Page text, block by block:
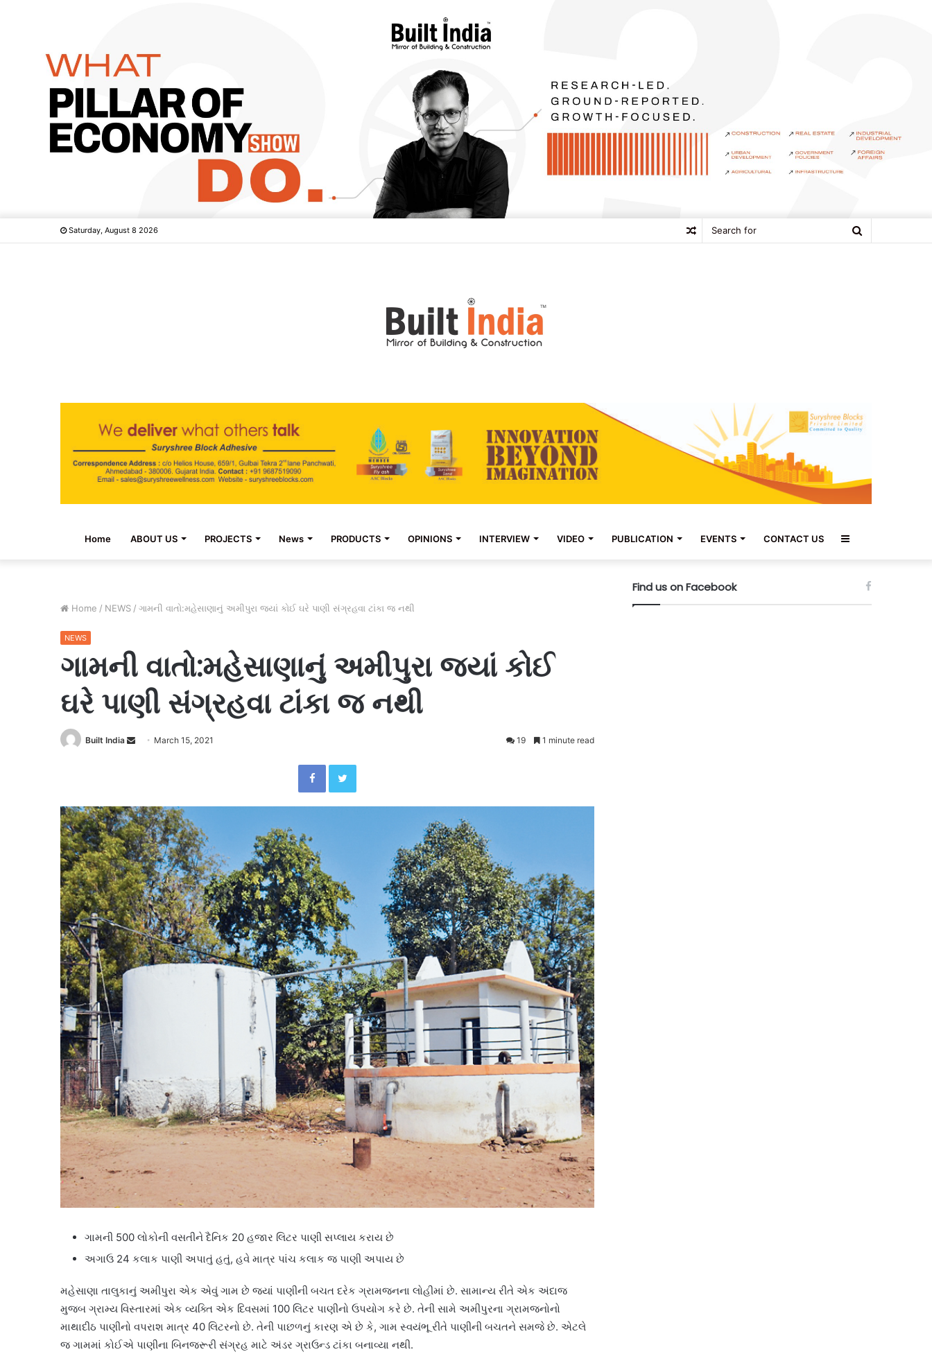
Saturday, August 8 2026 Random
Home ABOUT US PROJECTS News PRODUCTS OPINIONS INTERVIEW VIDEO PUBLICATION EVENTS CONTACT US Sidebar
Home / NEWS / ગામની વાતો:મહેસાણાનું અમીપુરા જ્યાં કોઈ ઘરે પાણી સંગ્રહવા ટાંકા જ નથી
NEWS
ગામની વાતો:મહેસાણાનું અમીપુરા જ્યાં કોઈ
ઘરે પાણી સંગ્રહવા ટાંકા જ નથી
Built India
Send March 15, 2021 19 1 minute read
FacebookTwitter
ગામની 500 લોકોની વસતીને દૈનિક 20 હજાર લિટર પાણી સપ્લાય કરાય છે
અગાઉ 24 કલાક પાણી અપાતું હતું, હવે માત્ર પાંચ કલાક જ પાણી અપાય છે
મહેસાણા તાલુકાનું અમીપુરા એક એવું ગામ છે જ્યાં પાણીની બચત દરેક ગ્રામજનના લોહીમાં છે. સામાન્ય રીતે એક અંદાજ
મુજબ ગ્રામ્ય વિસ્તારમાં એક વ્યક્તિ એક દિવસમાં 100 લિટર પાણીનો ઉપયોગ કરે છે. તેની સામે અમીપુરના ગ્રામજનોનો
માથાદીઠ પાણીનો વપરાશ માત્ર 40 લિટરનો છે. તેની પાછળનું કારણ એ છે કે, ગામ સ્વયંભૂ રીતે પાણીની બચતને સમજે છે. એટલે
જ ગામમાં કોઈએ પાણીના બિનજરૂરી સંગ્રહ માટે અંડર ગ્રાઉન્ડ ટાંકા બનાવ્યા નથી.
Find us on Facebook